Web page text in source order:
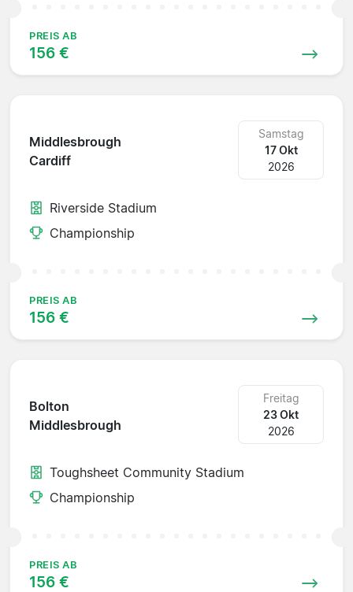
PREIS AB
156 €
Middlesbrough
Cardiff
Samstag
17 Okt
2026
Riverside Stadium
Championship
PREIS AB
156 €
Bolton
Middlesbrough
Freitag
23 Okt
2026
Toughsheet Community Stadium
Championship
PREIS AB
156 €